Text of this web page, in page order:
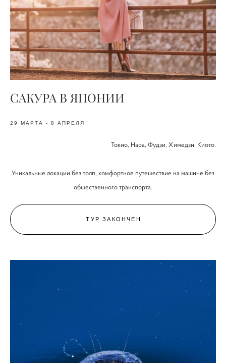
САКУРА В ЯПОНИИ
29 МАРТА - 8 АПРЕЛЯ
Токио, Нара, Фудзи, Химедзи, Киото.
Уникальные локации без толп, комфортное путешествие на машине без
общественного транспорта.
ТУР ЗАКОНЧЕН